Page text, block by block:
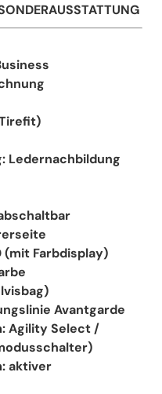
Ledernachbildung
Farbdisplay)
Avantgarde
Agility Select /
aktiver